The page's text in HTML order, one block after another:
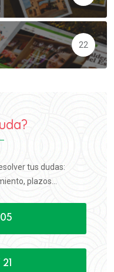
22
tus dudas:
plazos...